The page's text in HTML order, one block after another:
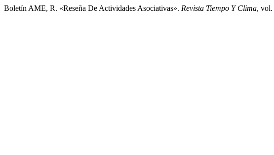
Boletín AME, R. «Reseña De Actividades Asociativas». Revista Tiempo Y Clima, vol.